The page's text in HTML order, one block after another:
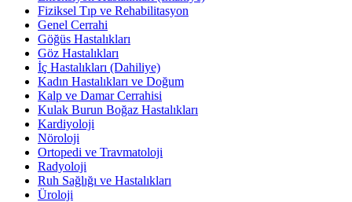
Fiziksel Tıp ve Rehabilitasyon
Genel Cerrahi
Göğüs Hastalıkları
Göz Hastalıkları
İç Hastalıkları (Dahiliye)
Kadın Hastalıkları ve Doğum
Kalp ve Damar Cerrahisi
Kulak Burun Boğaz Hastalıkları
Kardiyoloji
Nöroloji
Ortopedi ve Travmatoloji
Radyoloji
Ruh Sağlığı ve Hastalıkları
Üroloji